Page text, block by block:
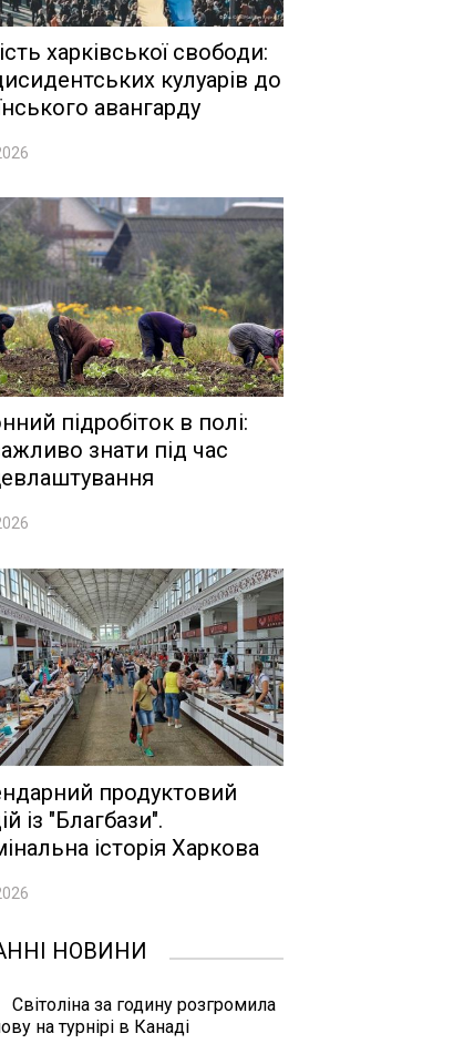
харківської свободи:
кулуарів до
авангарду
підробіток в полі:
знати під час
продуктовий
із "Благбази".
історія Харкова
НОВИНИ
Світоліна за годину розгромила
на турнірі в Канаді